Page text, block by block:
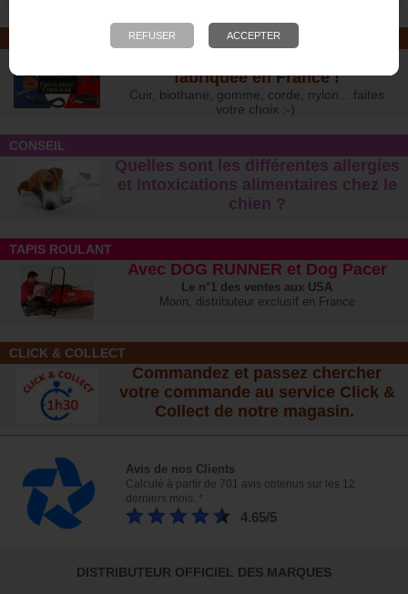
LAISSE, COLLIER, HARNAIS
fabriquée en France !
Cuir, biothane, gomme, corde, nylon... faites
votre choix :-)
CONSEIL
Quelles sont les différentes allergies
et intoxications alimentaires chez le
chien ?
TAPIS ROULANT
Avec DOG RUNNER et Dog Pacer
Le n°1 des ventes aux USA
Morin, distributeur exclusif en France
CLICK & COLLECT
Commandez et passez chercher
votre commande au service Click &
Collect de notre magasin.
Avis de nos Clients
Calculé à partir de 701 avis obtenus sur les 12
derniers mois. *
4.65/5
DISTRIBUTEUR OFFICIEL DES MARQUES